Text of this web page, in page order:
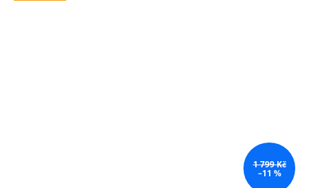
1 799 Kč
–11 %